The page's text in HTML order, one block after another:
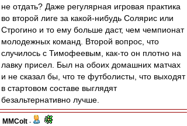
не отдать? Даже регулярная игровая практика
во второй лиге за какой-нибудь Солярис или
Строгино и то ему больше даст, чем чемпионат
молодежных команд. Второй вопрос, что
случилось с Тимофеевым, как-то он плотно на
лавку присел. Был на обоих домашних матчах
и не сказал бы, что те футболисты, что выходят
в стартовом составе выглядят
безальтернативно лучше.
MMColt -